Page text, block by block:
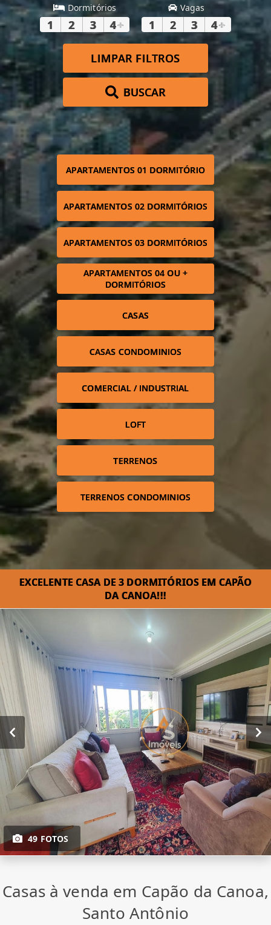
Dormitórios
1 2 3 4+
Vagas
1 2 3 4+
LIMPAR FILTROS
BUSCAR
APARTAMENTOS 01 DORMITÓRIO
APARTAMENTOS 02 DORMITÓRIOS
APARTAMENTOS 03 DORMITÓRIOS
APARTAMENTOS 04 OU +
DORMITÓRIOS
CASAS
CASAS CONDOMINIOS
COMERCIAL / INDUSTRIAL
LOFT
TERRENOS
TERRENOS CONDOMINIOS
EXCELENTE CASA DE 3 DORMITÓRIOS EM CAPÃO
DA CANOA!!!
49 FOTOS
Casas à venda em Capão da Canoa,
Santo Antônio